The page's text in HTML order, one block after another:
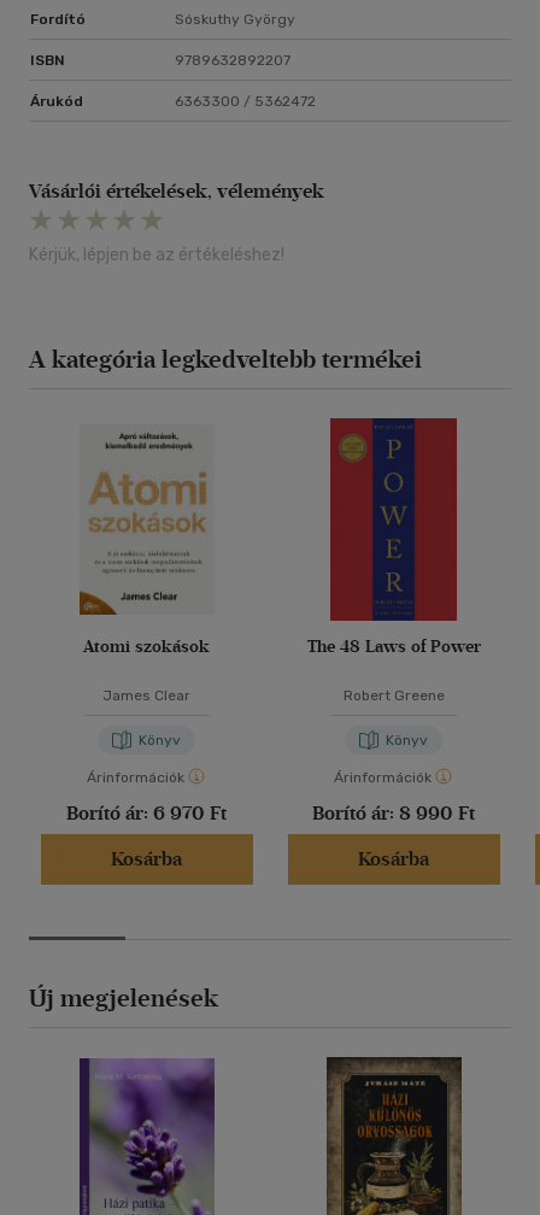
Fordító Sóskuthy György
ISBN 9789632892207
Árukód 6363300 / 5362472
Vásárlói értékelések, vélemények
Kérjük, lépjen be az értékeléshez!
A kategória legkedveltebb termékei
Atomi szokások
James Clear
Könyv
Árinformációk
Borító ár: 6 970 Ft
Kosárba
The 48 Laws of Power
Robert Greene
Könyv
Árinformációk
Borító ár: 8 990 Ft
Kosárba
Új megjelenések